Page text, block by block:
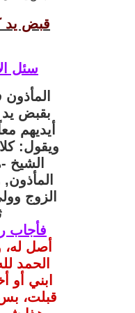
قبض يد
سئل
بقبض يد
أيديهم
ويقول:
الشيخ
الزوج
فأجاب
أصل له،
الحمد
ابني أو
قبلت،